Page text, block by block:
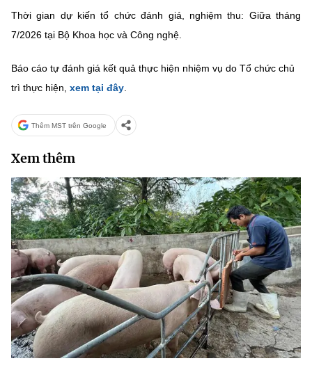
Sở hữu trí tuệ
Năng lượng nguyên tử
Tin tổng hợp
Tin địa phương
Lấy ý kiến người dân về dự thảo VBQPPL
Khoa học và Công nghệ
Chuyển đổi số
Bưu chính, Viễn thông
Sở hữu trí tuệ
Tiêu chuẩn, đo lường, chất lượng
Năng lượng nguyên tử
Multimedia
THƯ ĐIỆN TỬ
Khác
Infographic
Ảnh
Voice
Nhiệm vụ trọng tâm
Chọn ngôn ngữ
Vietnamese English
BỘ KHOA HỌC VÀ CÔNG NGHỆ
Thời gian dự kiến tổ chức đánh giá, nghiệm thu: Giữa tháng
7/2026 tại Bộ Khoa học và Công nghệ.
Báo cáo tự đánh giá kết quả thực hiện nhiệm vụ do Tổ chức chủ
trì thực hiện, xem tại đây
Thêm MST trên Google
Xem thêm